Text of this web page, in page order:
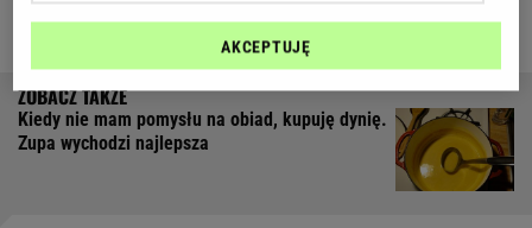
aromat i staje się sucha.
Kiedy nie mam pomysłu na obiad, kupuję dynię.
Zupa wychodzi najlepsza
AKCEPTUJĘ